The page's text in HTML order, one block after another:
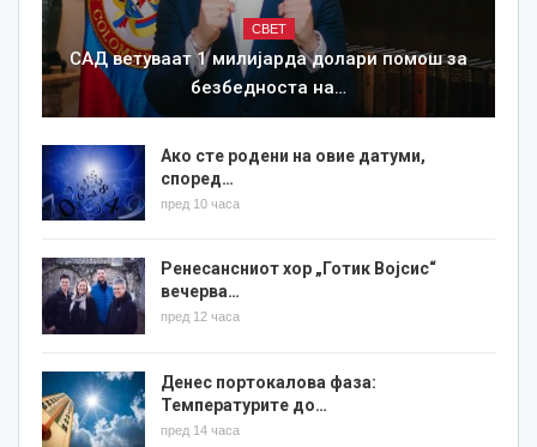
СВЕТ
САД ветуваат 1 милијарда долари помош за
безбедноста на…
Ако сте родени на овие датуми,
според…
пред 10 часа
Ренесансниот хор „Готик Војсис“
вечерва…
пред 12 часа
Денес портокалова фаза:
Температурите до…
пред 14 часа